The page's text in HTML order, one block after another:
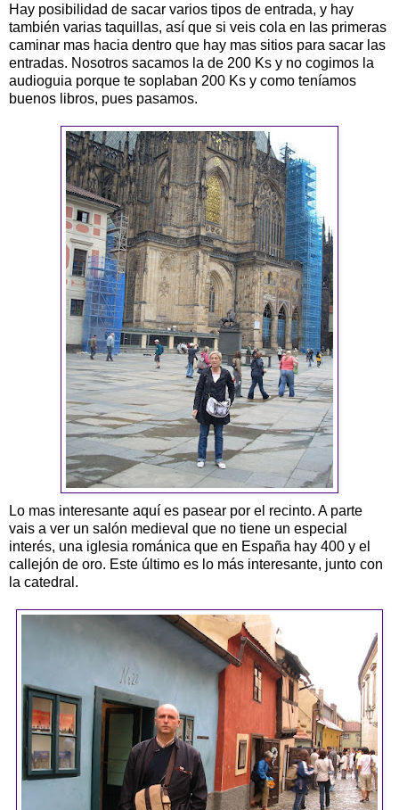
Hay posibilidad de sacar varios tipos de entrada, y hay
también varias taquillas, así que si veis cola en las primeras
caminar mas hacia dentro que hay mas sitios para sacar las
entradas. Nosotros sacamos la de 200 Ks y no cogimos la
audioguia porque te soplaban 200 Ks y como teníamos
buenos libros, pues pasamos.
Lo mas interesante aquí es pasear por el recinto. A parte
vais a ver un salón medieval que no tiene un especial
interés, una iglesia románica que en España hay 400 y el
callejón de oro. Este último es lo más interesante, junto con
la catedral.